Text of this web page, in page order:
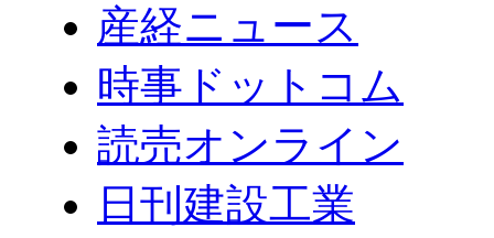
産経ニュース
時事ドットコム
読売オンライン
日刊建設工業